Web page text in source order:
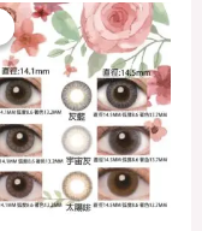
Original
price
was:
$158.00.
Current
price
is:
$100.00.